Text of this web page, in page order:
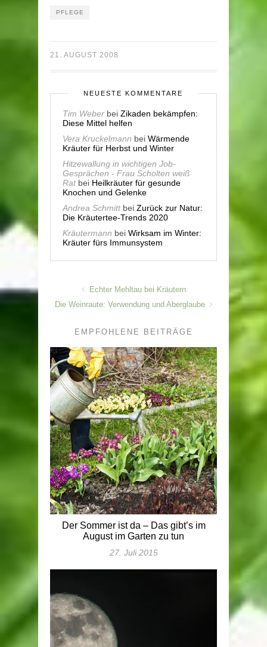
PFLEGE
21. AUGUST 2008
NEUESTE KOMMENTARE
Tim Weber bei Zikaden bekämpfen:
Diese Mittel helfen
Vera Kruckelmann bei Wärmende
Kräuter für Herbst und Winter
Hitzewallung in wichtigen Job-
Gesprächen - Frau Scholten weiß
Ratbei Heilkräuter für gesunde
Knochen und Gelenke
Andrea Schmittbei Zurück zur Natur:
Die Kräutertee-Trends 2020
Kräutermann bei Wirksam im Winter:
Kräuter fürs Immunsystem
Echter Mehltau bei Kräutern
Die Weinraute: Verwendung und Aberglaube
EMPFOHLENE BEITRÄGE
Der Sommer ist da – Das gibt’s im
August im Garten zu tun
27. Juli 2015